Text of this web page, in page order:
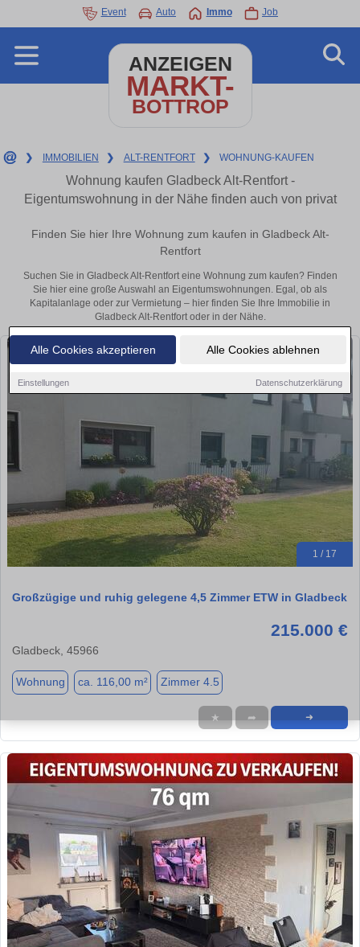
Alle Cookies akzeptieren Alle Cookies ablehnen
Einstellungen Datenschutzerklärung
Event Auto Immo Job
ANZEIGEN
MARKT-
BOTTROP
❯ IMMOBILIEN ❯ ALT-RENTFORT ❯ WOHNUNG-KAUFEN
Wohnung kaufen Gladbeck Alt-Rentfort -
Eigentumswohnung in der Nähe finden auch von privat
Finden Sie hier Ihre Wohnung zum kaufen in Gladbeck Alt-
Rentfort
Suchen Sie in Gladbeck Alt-Rentfort eine Wohnung zum kaufen? Finden
Sie hier eine große Auswahl an Eigentumswohnungen. Egal, ob als
Kapitalanlage oder zur Vermietung – hier finden Sie Ihre Immobilie in
Gladbeck Alt-Rentfort oder in der Nähe.
1 / 17
Großzügige und ruhig gelegene 4,5 Zimmer ETW in Gladbeck
215.000 €
Gladbeck, 45966
Wohnung ca. 116,00 m² Zimmer 4.5
★ ➦ ➜